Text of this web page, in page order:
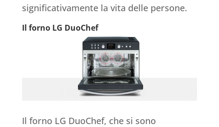
significativamente la vita delle persone.
Il forno LG DuoChef
Il forno LG DuoChef, che si sono